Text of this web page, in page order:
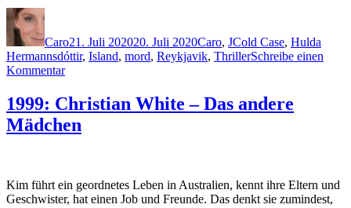
Autor
Caro21. Juli 202020. Juli 2020Caro, JCold Case, Hulda
Hermannsdóttir, Island, mord, Reykjavik, ThrillerSchreibe einen
Kommentarzu
Ragnar
Jónasson
–
1999: Christian White – Das andere
Mädchen
Kim führt ein geordnetes Leben in Australien, kennt ihre Eltern und
Geschwister, hat einen Job und Freunde. Das denkt sie zumindest,